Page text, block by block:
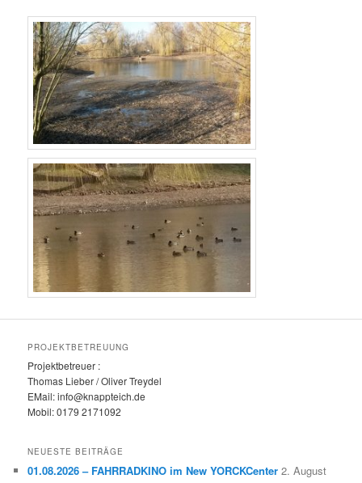
PROJEKTBETREUUNG
Projektbetreuer :
Thomas Lieber / Oliver Treydel
EMail: info@knappteich.de
Mobil: 0179 2171092
NEUESTE BEITRÄGE
01.08.2026 – FAHRRADKINO im New YORCKCenter 2. August